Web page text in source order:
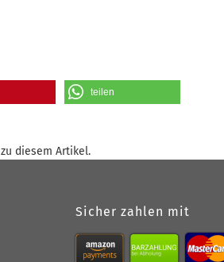
teilen
zu diesem Artikel.
Sicher zahlen mit